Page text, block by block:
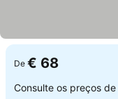
De € 68
Consulte os preços de